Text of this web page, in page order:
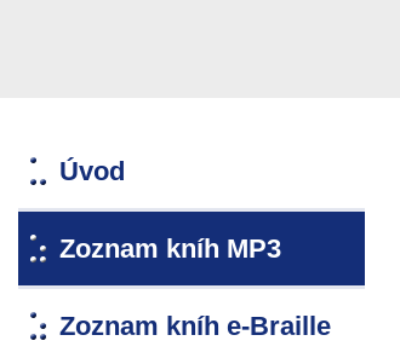
Úvod
Zoznam kníh MP3
Zoznam kníh e-Braille